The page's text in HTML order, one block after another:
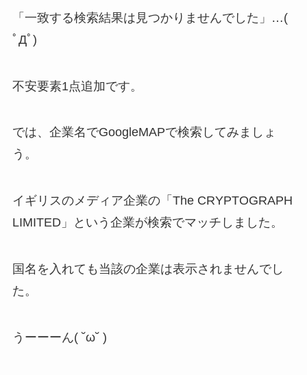
「一致する検索結果は見つかりませんでした」…(
ﾟДﾟ)
不安要素1点追加です。
では、企業名でGoogleMAPで検索してみましょ
う。
イギリスのメディア企業の「The CRYPTOGRAPH
LIMITED」という企業が検索でマッチしました。
国名を入れても当該の企業は表示されませんでし
た。
うーーーん( ˘ω˘ )